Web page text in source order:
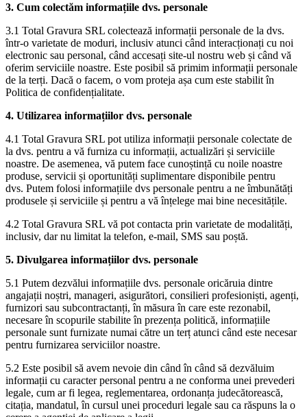
3. Cum colectăm informațiile dvs. personale
3.1 Total Gravura SRL colectează informații personale de la dvs.
într-o varietate de moduri, inclusiv atunci când interacționați cu noi
electronic sau personal, când accesați site-ul nostru web și când vă
oferim serviciile noastre. Este posibil să primim informații personale
de la terți. Dacă o facem, o vom proteja așa cum este stabilit în
Politica de confidențialitate.
4. Utilizarea informațiilor dvs. personale
4.1 Total Gravura SRL pot utiliza informații personale colectate de
la dvs. pentru a vă furniza cu informații, actualizări și serviciile
noastre. De asemenea, vă putem face cunoștință cu noile noastre
produse, servicii și oportunități suplimentare disponibile pentru
dvs. Putem folosi informațiile dvs personale pentru a ne îmbunătăți
produsele și serviciile și pentru a vă înțelege mai bine necesitățile.
4.2 Total Gravura SRL vă pot contacta prin varietate de modalități,
inclusiv, dar nu limitat la telefon, e-mail, SMS sau poștă.
5. Divulgarea informațiilor dvs. personale
5.1 Putem dezvălui informațiile dvs. personale oricăruia dintre
angajații noștri, manageri, asigurători, consilieri profesioniști, agenți,
furnizori sau subcontractanți, în măsura în care este rezonabil,
necesare în scopurile stabilite în prezența politică, informațiile
personale sunt furnizate numai către un terț atunci când este necesar
pentru furnizarea serviciilor noastre.
5.2 Este posibil să avem nevoie din când în când să dezvăluim
informații cu caracter personal pentru a ne conforma unei prevederi
legale, cum ar fi legea, reglementarea, ordonanța judecătorească,
citația, mandatul, în cursul unei proceduri legale sau ca răspuns la o